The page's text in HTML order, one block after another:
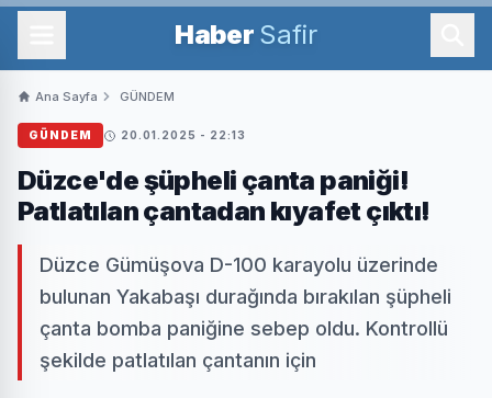
Haber Safir
Ana Sayfa GÜNDEM
GÜNDEM 20.01.2025 - 22:13
Düzce'de şüpheli çanta paniği!
Patlatılan çantadan kıyafet çıktı!
Düzce Gümüşova D-100 karayolu üzerinde
bulunan Yakabaşı durağında bırakılan şüpheli
çanta bomba paniğine sebep oldu. Kontrollü
şekilde patlatılan çantanın için